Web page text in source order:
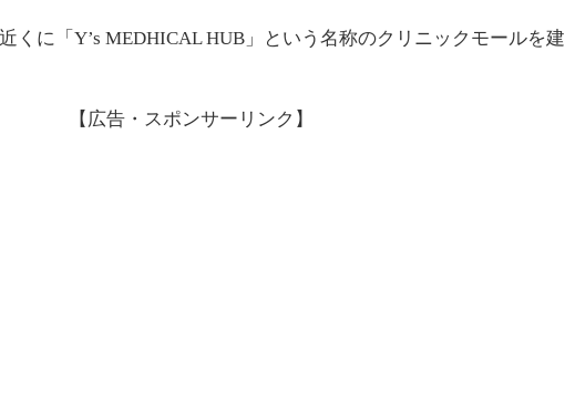
くに「Y’s MEDHICAL HUB」という名称のクリニックモールを建
【広告・スポンサーリンク】